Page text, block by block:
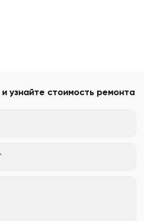
узнайте стоимость ремонта